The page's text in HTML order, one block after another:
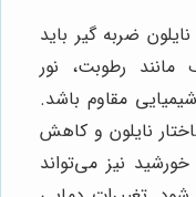
نایلون ضربه گیر باید
رطوبت، نور
مقاوم باشد.
نایلون و کاهش
نیز می‌تواند